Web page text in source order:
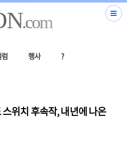
럼 행사 ?
위치 후속작, 내년에 나온